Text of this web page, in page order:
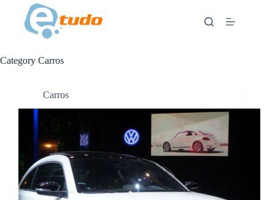
content
Category Carros
Carros